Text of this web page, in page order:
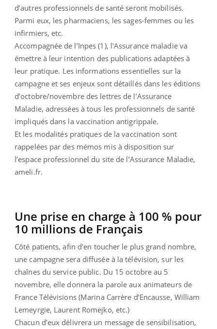
d’autres professionnels de santé seront mobilisés.
Parmi eux, les pharmaciens, les sages-femmes ou les
infirmiers, etc.
Accompagnée de l’Inpes (1), l'Assurance maladie va
émettre à leur intention des publications adaptées à
leur pratique. Les informations essentielles sur la
campagne et ses enjeux sont détaillés dans les éditions
d’octobre/novembre des lettres de l’Assurance
Maladie, adressées à tous les professionnels de santé
impliqués dans la vaccination antigrippale.
Et les modalités pratiques de la vaccination sont
rappelées par des mémos mis à disposition sur
l’espace professionnel du site de l’Assurance Maladie,
ameli.fr.
Une prise en charge à 100 % pour
10 millions de Français
Côté patients, afin d'en toucher le plus grand nombre,
une campagne sera diffusée à la télévision, sur les
chaînes du service public. Du 15 octobre au 5
novembre, elle donnera la parole aux animateurs de
France Télévisions (Marina Carrère d’Encausse, William
Lemeyrgie, Laurent Romejko, etc.)
Chacun d’eux délivrera un message de sensibilisation,